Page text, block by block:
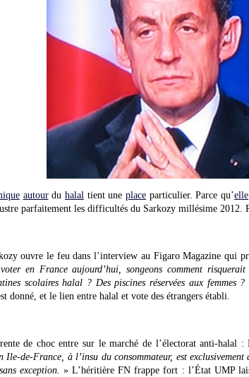
autourdu halaltient une place particulier. Parce qu’elle
parfaitement les difficultés du Sarkozy millésime 2012.
ouvre le feu dans l’interview au Figaro Magazine qui
voter en France aujourd’hui, songeons comment
scolaires halal ? Des piscines réservées aux femmes
donné, et le lien entre halal et vote des étrangers établi.
de choc entre sur le marché de l’électorat anti-halal
Ile-de-France, à l’insu du consommateur, est
exception. » L’héritière FN frappe fort : l’État UMP